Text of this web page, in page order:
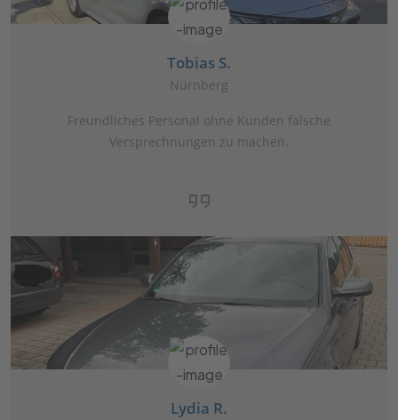
Tobias S.
Nürnberg
Freundliches Personal ohne Kunden falsche
Versprechnungen zu machen.
Lydia R.